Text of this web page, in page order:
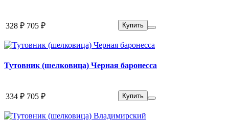
328 ₽ 705 ₽ Купить
Тутовник (шелковица) Черная баронесса
334 ₽ 705 ₽ Купить